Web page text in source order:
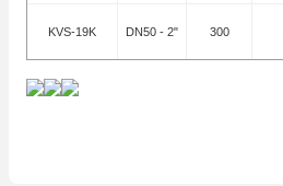
KVS-19K DN50 - 2" 300